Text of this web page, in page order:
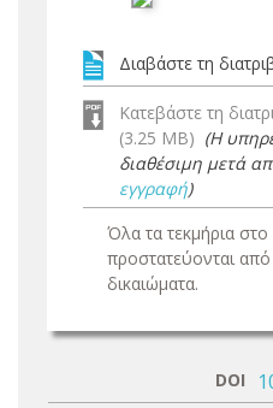
Διαβάστε τη
Κατεβάστε τη
(3.25 MB) (Η
διαθέσιμη μετά
εγγραφή)
Όλα τα τεκμήρια
προστατεύονται
δικαιώματα.
DOI